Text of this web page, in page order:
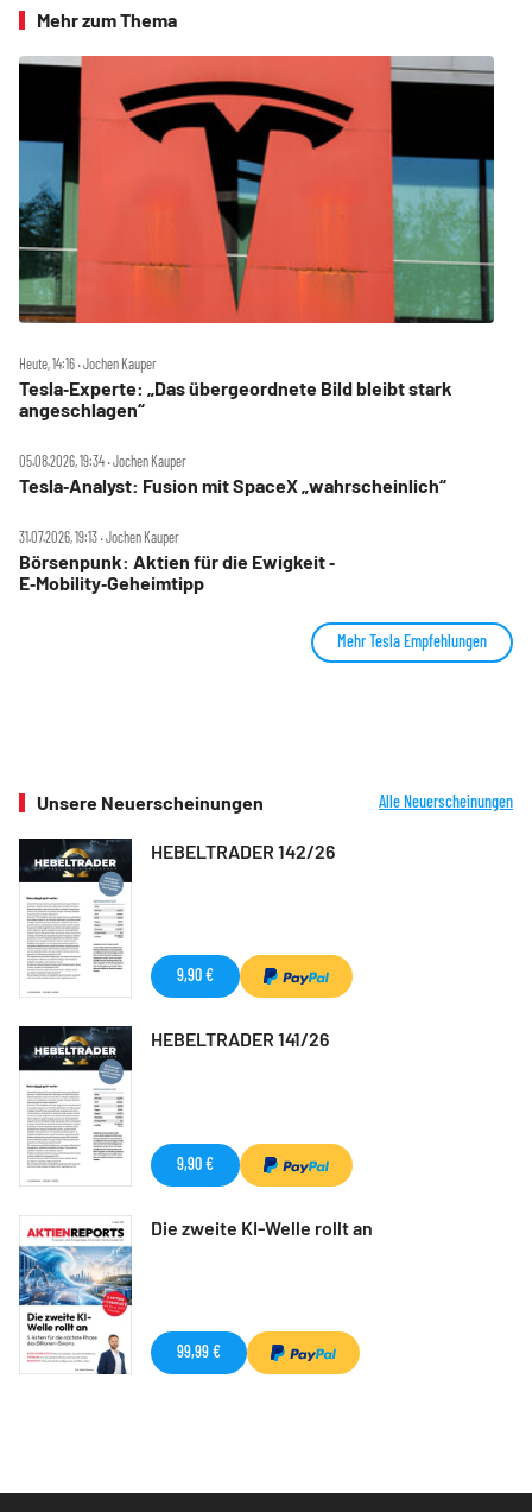
Mehr zum Thema
Heute, 14:16 ‧ Jochen Kauper
Tesla‑Experte: „Das übergeordnete Bild bleibt stark
angeschlagen“
05.08.2026, 19:34 ‧ Jochen Kauper
Tesla‑Analyst: Fusion mit SpaceX „wahrscheinlich“
31.07.2026, 19:13 ‧ Jochen Kauper
Börsenpunk: Aktien für die Ewigkeit ‑
E‑Mobility‑Geheimtipp
Mehr Tesla Empfehlungen
Unsere Neuerscheinungen Alle Neuerscheinungen
HEBELTRADER 142/26
9,90 €
HEBELTRADER 141/26
9,90 €
Die zweite KI-Welle rollt an
99,99 €